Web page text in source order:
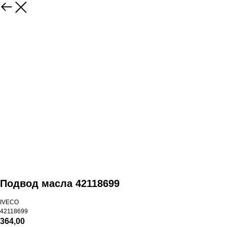
Подвод масла 42118699
IVECO
42118699
364,00